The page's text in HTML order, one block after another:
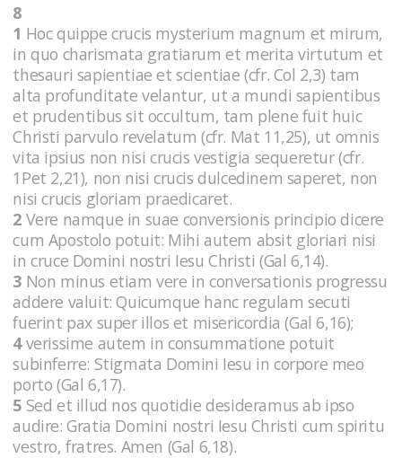
8
1 Hoc quippe crucis mysterium magnum et mirum,
in quo charismata gratiarum et merita virtutum et
thesauri sapientiae et scientiae (cfr. Col 2,3) tam
alta profunditate velantur, ut a mundi sapientibus
et prudentibus sit occultum, tam plene fuit huic
Christi parvulo revelatum (cfr. Mat 11,25), ut omnis
vita ipsius non nisi crucis vestigia sequeretur (cfr.
1Pet 2,21), non nisi crucis dulcedinem saperet, non
nisi crucis gloriam praedicaret.
2 Vere namque in suae conversionis principio dicere
cum Apostolo potuit: Mihi autem absit gloriari nisi
in cruce Domini nostri Iesu Christi (Gal 6,14).
3 Non minus etiam vere in conversationis progressu
addere valuit: Quicumque hanc regulam secuti
fuerint pax super illos et misericordia (Gal 6,16);
4verissime autem in consummatione potuit
subinferre: Stigmata Domini Iesu in corpore meo
porto (Gal 6,17).
5 Sed et illud nos quotidie desideramus ab ipso
audire: Gratia Domini nostri Iesu Christi cum spiritu
vestro, fratres. Amen (Gal 6,18).